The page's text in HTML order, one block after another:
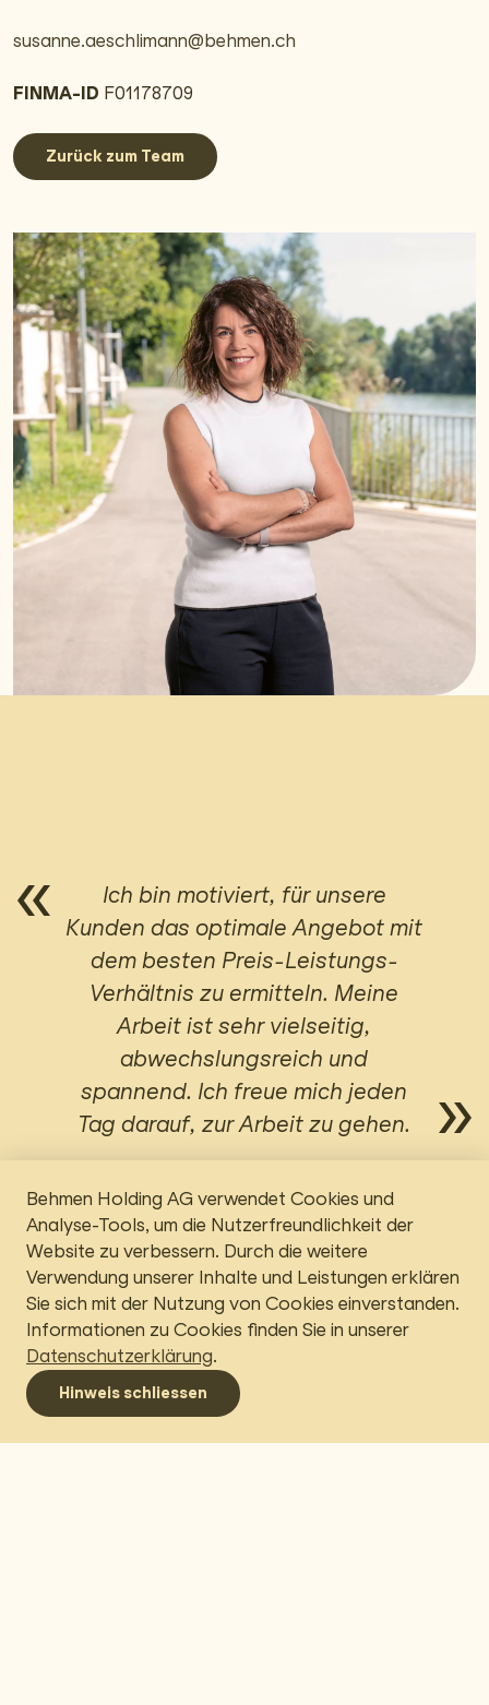
Menü
Navigation umschalten
susanne.aeschlimann@behmen.ch
FINMA-ID F01178709
Zurück zum Team
Ich bin motiviert, für unsere
Kunden das optimale Angebot mit
dem besten Preis-Leistungs-
Verhältnis zu ermitteln. Meine
Arbeit ist sehr vielseitig,
abwechslungsreich und
spannend. Ich freue mich jeden
Tag darauf, zur Arbeit zu gehen.
Aarepark 6
Behmen Holding AG verwendet Cookies und
Analyse-Tools, um die Nutzerfreundlichkeit der
Website zu verbessern. Durch die weitere
Verwendung unserer Inhalte und Leistungen erklären
Sie sich mit der Nutzung von Cookies einverstanden.
Informationen zu Cookies finden Sie in unserer
Datenschutzerklärung.
Hinweis schliessen